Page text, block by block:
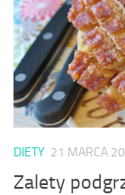
DIETY 21 MARCA
Zalety